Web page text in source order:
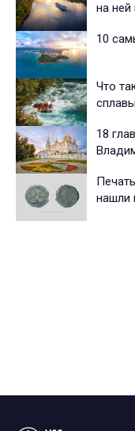
на ней
10
Что
18
нашли